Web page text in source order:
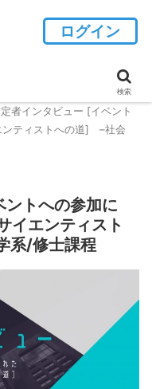
者インタビュー [イベント
ンティストへの道] –社会
トへの参加に
イエンティスト
系/修士課程
ログイン
検索